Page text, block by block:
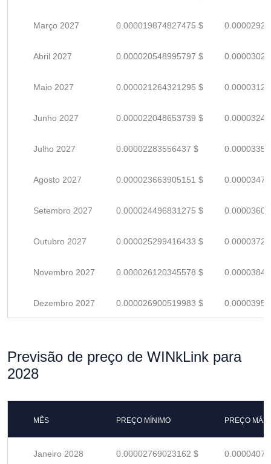
Março 2027 0.000019874827475 $
Abril 2027 0.000020548995797 $
Maio 2027 0.000021264321295 $
Junho 2027 0.000022048653739 $
Julho 2027 0.00002283556437 $
Agosto 2027 0.000023663905151 $
Setembro 2027 0.000024496831275 $
Outubro 2027 0.000025299416433 $
Novembro 2027 0.000026120345578 $
Dezembro 2027 0.000026900519983 $
Previsão de preço de WINkLink para
2028
MÊS PREÇO MÍNIMO PREÇO
Janeiro 2028 0.00002769023162 $